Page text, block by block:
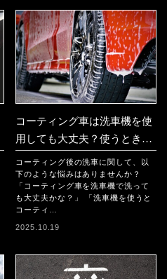
コーティング車は洗車機を使
用しても大丈夫？使うときの
注意点やコツを解説
コーティング後の洗車に関して、以
下のような悩みはありませんか？
「コーティング車を洗車機で洗って
も大丈夫かな？」 「洗車機を使うと
コーティ…
2025.10.19